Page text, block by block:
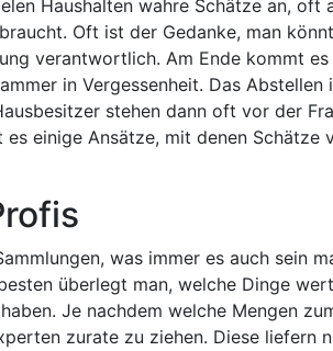
Haushalten wahre Schätze an, oft
Oft ist der Gedanke, man
verantwortlich. Am Ende kommt
in Vergessenheit. Das
stehen dann oft vor der
einige Ansätze, mit denen
was immer es auch sein
überlegt man, welche Dinge
Je nachdem welche Mengen
zurate zu ziehen. Diese liefern